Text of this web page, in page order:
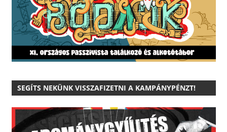
SEGÍTS NEKÜNK VISSZAFIZETNI A KAMPÁNYPÉNZT!